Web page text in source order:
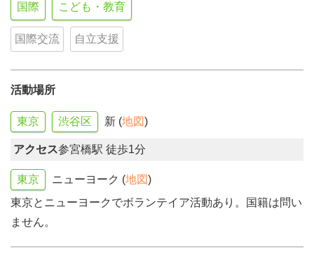
国際 こども・教育
国際交流 自立支援
活動場所
東京 渋谷区 新 (地図)
アクセス参宮橋駅 徒歩1分
東京 ニューヨーク (地図)
東京とニューヨークでボランテイア活動あり。国籍は問い
ません。